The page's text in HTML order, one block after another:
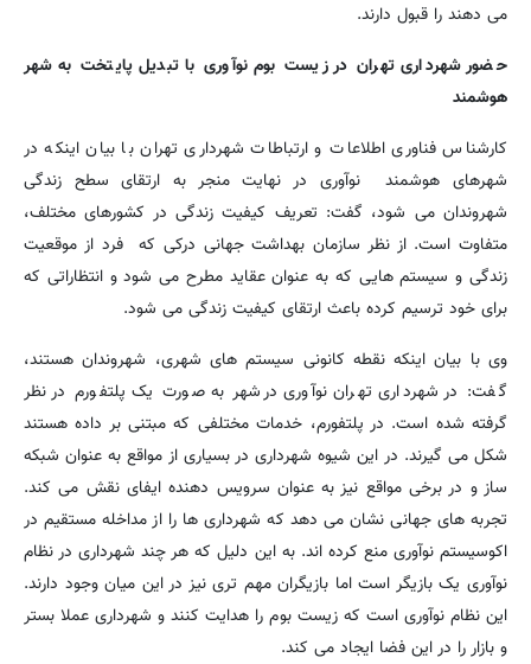
می دهند را قبول دارند.
حضور شهرداری تهران در زیست بوم نوآوری با تبدیل پایتخت به شهر
هوشمند
کارشناس فناوری اطلاعات و ارتباطات شهرداری تهران با بیان اینکه در
شهرهای هوشمند نوآوری در نهایت منجر به ارتقای سطح زندگی
شهروندان می شود، گفت: تعریف کیفیت زندگی در کشورهای مختلف،
متفاوت است. از نظر سازمان بهداشت جهانی درکی که فرد از موقعیت
زندگی و سیستم هایی که به عنوان عقاید مطرح می شود و انتظاراتی که
برای خود ترسیم کرده باعث ارتقای کیفیت زندگی می شود.
وی با بیان اینکه نقطه کانونی سیستم های شهری، شهروندان هستند،
گفت: در شهرداری تهران نوآوری درشهر به صورت یک پلتفورم در نظر
گرفته شده است. در پلتفورم، خدمات مختلفی که مبتنی بر داده هستند
شکل می گیرند. در این شیوه شهرداری در بسیاری از مواقع به عنوان شبکه
ساز و در برخی مواقع نیز به عنوان سرویس دهنده ایفای نقش می کند.
تجربه های جهانی نشان می دهد که شهرداری ها را از مداخله مستقیم در
اکوسیستم نوآوری منع کرده اند. به این دلیل که هر چند شهرداری در نظام
نوآوری یک بازیگر است اما بازیگران مهم تری نیز در این میان وجود دارند.
این نظام نوآوری است که زیست بوم را هدایت کنند و شهرداری عملا بستر
و بازار را در این فضا ایجاد می کند.